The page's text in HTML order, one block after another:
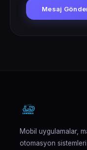
Mesaj
Mobil uygulamalar,
otomasyon sistemleri